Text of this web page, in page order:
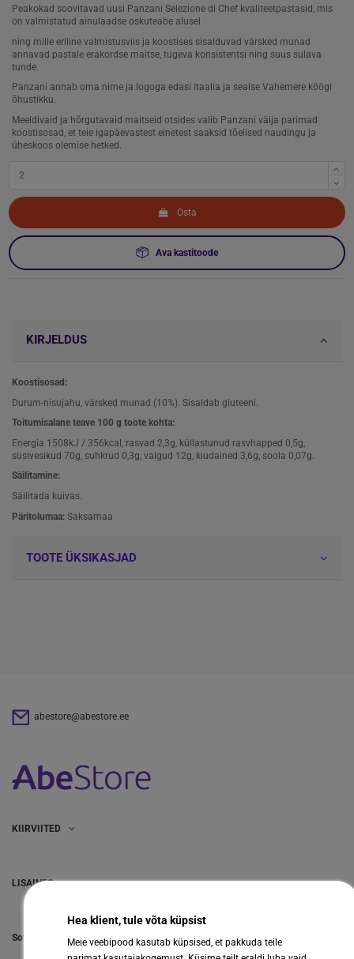
Peakokad soovitavad uusi Panzani Selezione di Chef kvaliteetpastasid, mis
on valmistatud ainulaadse oskuteabe alusel
ning mille eriline valmistusviis ja koostises sisalduvad värsked munad
annavad pastale erakordse maitse, tugeva konsistentsi ning suus sulava
tunde.
Panzani annab oma nime ja logoga edasi Itaalia ja sealse Vahemere köögi
õhustikku.
Meeldivaid ja hõrgutavaid maitseid otsides valib Panzani välja parimad
koostisosad, et teie igapäevastest einetest saaksid tõelised naudingu ja
üheskoos olemise hetked.
Osta
Ava kastitoode
KIRJELDUS
Koostisosad:
Durum-nisujahu, värsked munad (10%). Sisaldab gluteeni.
Toitumisalane teave 100 g toote kohta:
Energia 1508kJ / 356kcal, rasvad 2,3g, küllastunud rasvhapped 0,5g,
süsivesikud 70g, suhkrud 0,3g, valgud 12g, kiudained 3,6g, soola 0,07g.
Säilitamine:
Säilitada kuivas.
Päritolumaa: Saksamaa
TOOTE ÜKSIKASJAD
abestore@abestore.ee
KIIRVIITED
LISAINFO
Hea klient, tule võta küpsist
Meie veebipood kasutab küpsised, et pakkuda teile
Sotsiaalmeedia